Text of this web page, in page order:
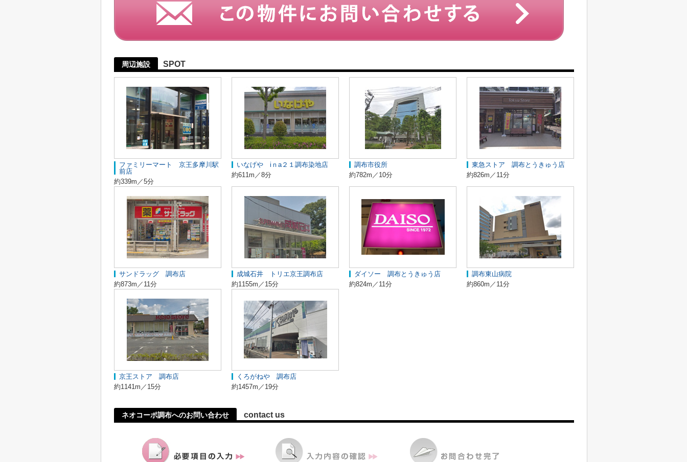
周辺施設 SPOT
ファミリーマート 京王多摩川駅
前店
約339m／5分
いなげや iｎa２１調布染地店
約611m／8分
調布市役所
約782m／10分
東急ストア 調布とうきゅう店
約826m／11分
サンドラッグ 調布店
約873m／11分
成城石井 トリエ京王調布店
約1155m／15分
ダイソー 調布とうきゅう店
約824m／11分
調布東山病院
約860m／11分
京王ストア 調布店
約1141m／15分
くろがねや 調布店
約1457m／19分
ネオコーポ調布へのお問い合わせ contact us